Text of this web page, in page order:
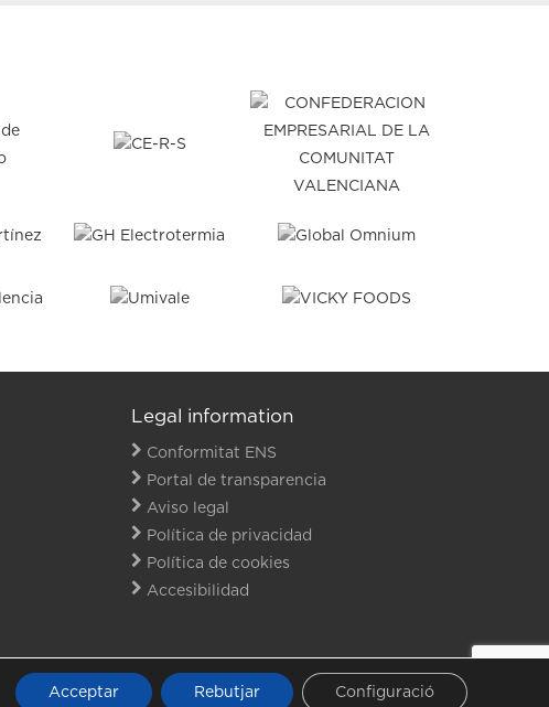
Legal information
Conformitat ENS
Portal de transparencia
Aviso legal
Política de privacidad
Política de cookies
Accesibilidad
LINKEDIN
Acceptar Rebutjar Configuració